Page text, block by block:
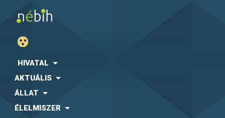
HIVATAL
AKTUÁLIS
ÁLLAT
ÉLELMISZER